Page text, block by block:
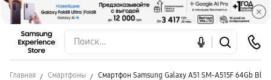
Главная Смартфоны Смартфон Samsung Galaxy A51 SM-A515F 64Gb